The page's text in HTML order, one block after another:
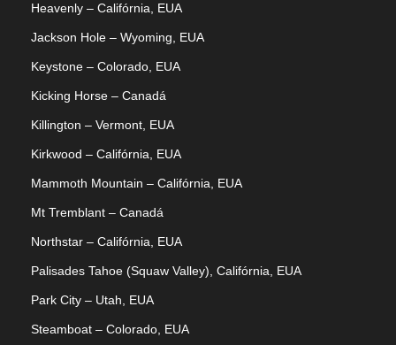
Heavenly – Califórnia, EUA
Jackson Hole – Wyoming, EUA
Keystone – Colorado, EUA
Kicking Horse – Canadá
Killington – Vermont, EUA
Kirkwood – Califórnia, EUA
Mammoth Mountain – Califórnia, EUA
Mt Tremblant – Canadá
Northstar – Califórnia, EUA
Palisades Tahoe (Squaw Valley), Califórnia, EUA
Park City – Utah, EUA
Steamboat – Colorado, EUA